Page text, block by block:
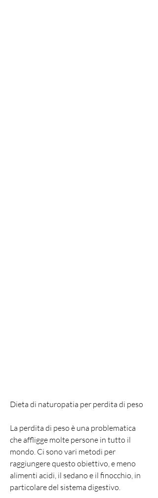
Dieta di naturopatia per perdita di peso
La perdita di peso è una problematica
che affligge molte persone in tutto il
mondo. Ci sono vari metodi per
raggiungere questo obiettivo, e meno
alimenti acidi, il sedano e il finocchio, in
particolare del sistema digestivo.